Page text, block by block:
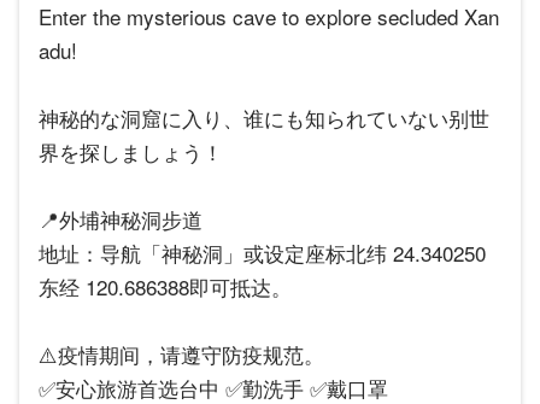
Enter the mysterious cave to explore secluded Xan
adu!
神秘的な洞窟に入り、谁にも知られていない别世
界を探しましょう！
📍外埔神秘洞步道
地址：导航「神秘洞」或设定座标北纬 24.340250
东经 120.686388即可抵达。
⚠️疫情期间，请遵守防疫规范。
✅安心旅游首选台中 ✅勤洗手 ✅戴口罩